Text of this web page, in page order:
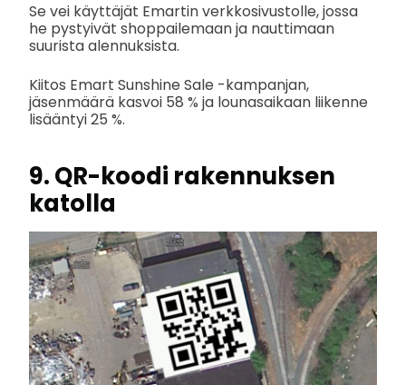
Se vei käyttäjät Emartin verkkosivustolle, jossa
he pystyivät shoppailemaan ja nauttimaan
suurista alennuksista.
Kiitos Emart Sunshine Sale -kampanjan,
jäsenmäärä kasvoi 58 % ja lounasaikaan liikenne
lisääntyi 25 %.
9.QR-koodi rakennuksen
katolla